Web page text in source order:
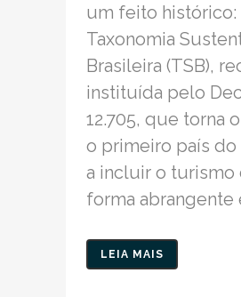
um feito histórico:
Taxonomia
Brasileira (TSB),
instituída pelo
12.705, que torna
o primeiro país
a incluir o turismo
forma abrangente
LEIA MAIS